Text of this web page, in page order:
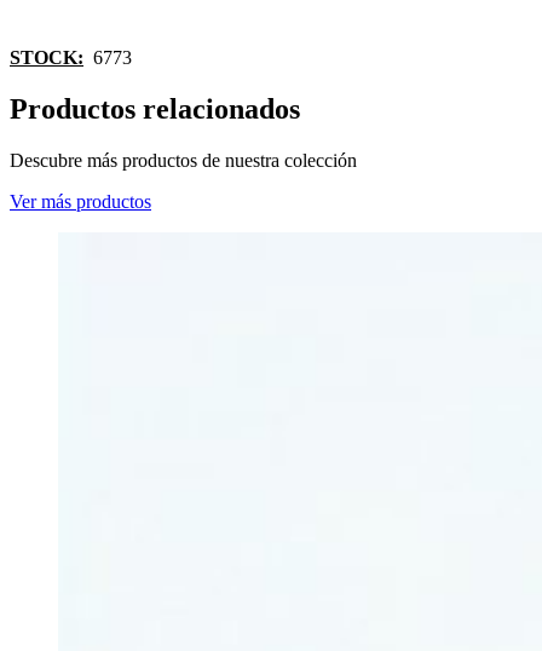
STOCK: 6773
Productos relacionados
Descubre más productos de nuestra colección
Ver más productos